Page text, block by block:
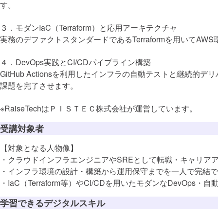
す。
３．モダンIaC（Terraform）と応用アーキテクチャ
実務のデファクトスタンダードであるTerraformを用いて
４．DevOps実践とCI/CDパイプライン構築
GitHub Actionsを利用したインフラの自動テストと継続的デ
課題を完了させます。
※RaiseTechはＰＩＳＴＥＣ株式会社が運営しています。
受講対象者
【対象となる人物像】
・クラウドインフラエンジニアやSREとして転職・キャリア
・インフラ環境の設計・構築から運用保守までを一人で完結
・IaC（Terraform等）やCI/CDを用いたモダンなDevOps・自
学習できるデジタルスキル